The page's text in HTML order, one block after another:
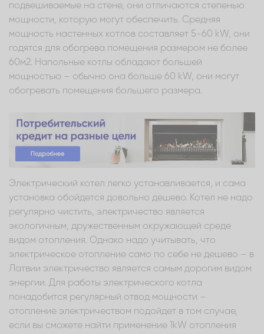
подвешиваемые на стене, они отличаются степенью
мощности, которую могут обеспечить. Средняя
мощность настенных котлов составляет 5-60 kW, они
годятся для обогрева помещения размером не более
60м2. Напольные котлы обладают большей
мощностью – обычно она больше 60 kW, они могут
обогревать помещения большего размера.
Электрический котел легко устанавливается, и сама
установка обойдется довольно дешево. Котел не надо
регулярно чистить, электричество является
экологичным, дружественным окружающей среде
видом отопления. Однако надо учитывать, что
электрическое отопление само по себе не дешево – в
Латвии электричество является самым дорогим видом
энергии. Для работы электрического котла
понадобится регулярный отвод мощности –
отопление электричеством подойдет в том случае,
если вы сможете найти применение 1kW отопления